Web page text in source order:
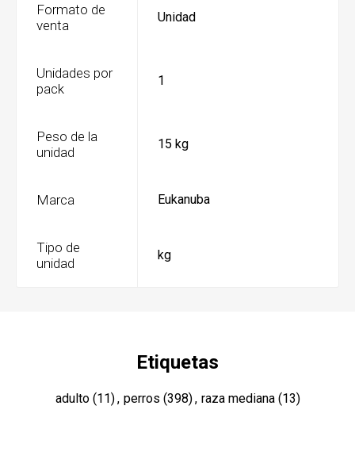
Formato de
venta
Unidad
Unidades por
pack
1
Peso de la
unidad
15 kg
Marca Eukanuba
Tipo de
unidad
kg
Etiquetas
adulto (11), perros (398), raza mediana (13)